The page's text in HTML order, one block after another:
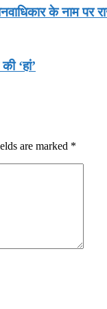
के नाम पर
‘हां’
are marked *